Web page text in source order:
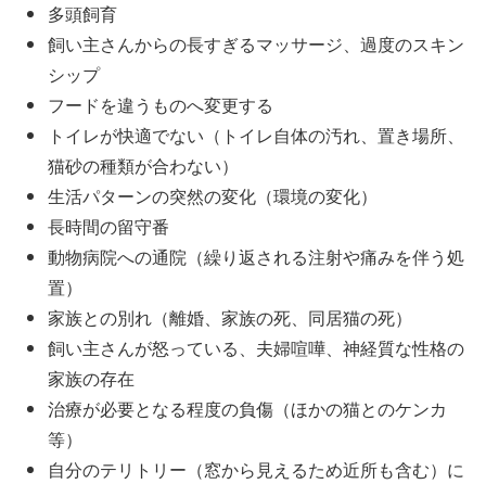
多頭飼育
飼い主さんからの長すぎるマッサージ、過度のスキン
シップ
フードを違うものへ変更する
トイレが快適でない（トイレ自体の汚れ、置き場所、
猫砂の種類が合わない）
生活パターンの突然の変化（環境の変化）
長時間の留守番
動物病院への通院（繰り返される注射や痛みを伴う処
置）
家族との別れ（離婚、家族の死、同居猫の死）
飼い主さんが怒っている、夫婦喧嘩、神経質な性格の
家族の存在
治療が必要となる程度の負傷（ほかの猫とのケンカ
等）
自分のテリトリー（窓から見えるため近所も含む）に